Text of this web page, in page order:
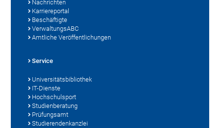
Nachrichten
Karriereportal
Beschäftigte
VerwaltungsABC
Amtliche Veröffentlichungen
Service
Universitätsbibliothek
IT-Dienste
Hochschulsport
Studienberatung
Prüfungsamt
Studierendenkanzlei